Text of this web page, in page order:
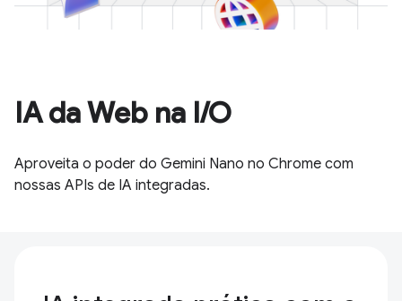
IA da Web na I/O
Aproveita o poder do Gemini Nano no Chrome com
nossas APIs de IA integradas.